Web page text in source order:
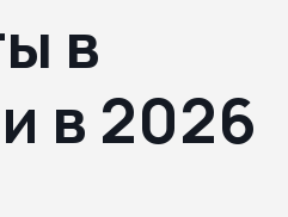
в
в 2026